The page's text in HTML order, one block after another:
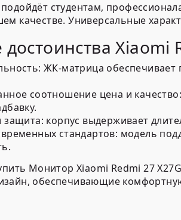
студентам,
качестве. Универсальные
Xiaomi
ЖК-матрица обеспечивает
соотношение цена и качество:
защита: корпус выдерживает
стандартов: модель
Монитор Xiaomi Redmi 27
обеспечивающие